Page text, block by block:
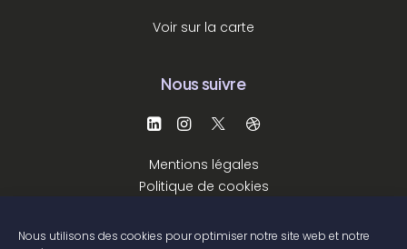
Nous utilisons des cookies pour optimiser notre site web et notre
Voir sur la carte
Nous suivre
Mentions légales
Politique de cookies